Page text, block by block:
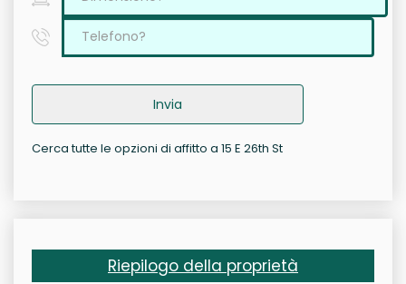
Invia
Cerca tutte le opzioni di affitto a 15 E 26th St
Riepilogo della proprietà